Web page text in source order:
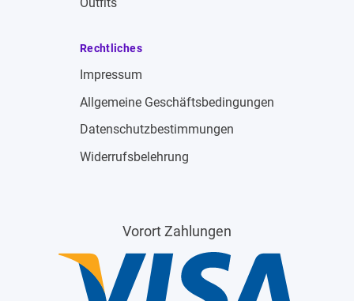
Rechtliches
Impressum
Allgemeine Geschäftsbedingungen
Datenschutzbestimmungen
Widerrufsbelehrung
Vorort Zahlungen